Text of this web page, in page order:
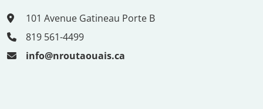
101 Avenue Gatineau Porte B
819 561-4499
info@nroutaouais.ca